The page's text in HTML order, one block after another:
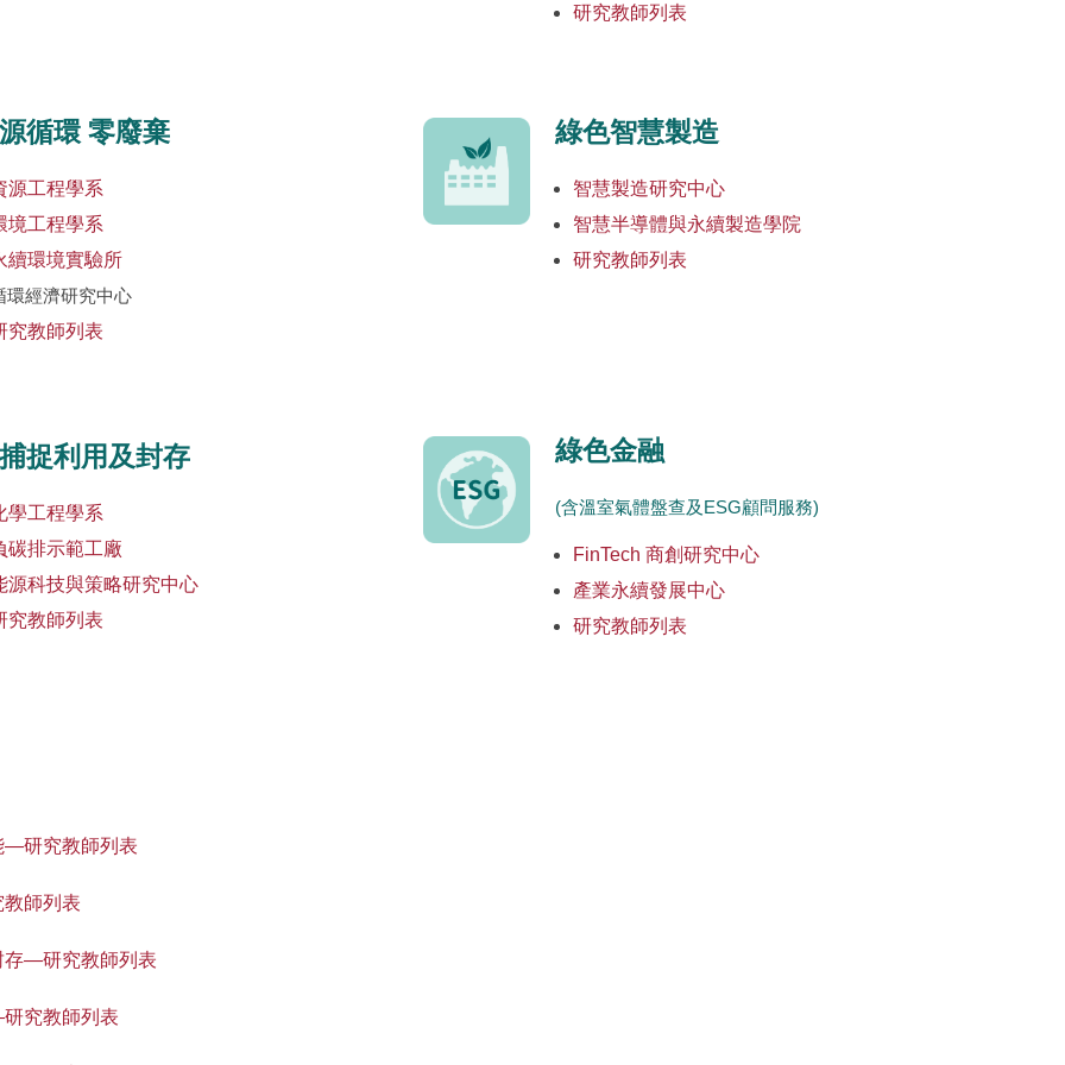
研究教師列表
循環 零廢棄
源工程學系
境工程學系
續環境實驗所
環經濟研究中心
究教師列表
綠色智慧製造
智慧製造研究中心
智慧半導體與永續製造學院
研究教師列表
捉利用及封存
學工程學系
碳排示範工廠
源科技與策略研究中心
究教師列表
綠色金融
(含溫室氣體盤查及ESG顧問服務)
FinTech 商創研究中心
產業永續發展中心
研究教師列表
—研究教師列表
師列表
存—研究教師列表
究教師列表